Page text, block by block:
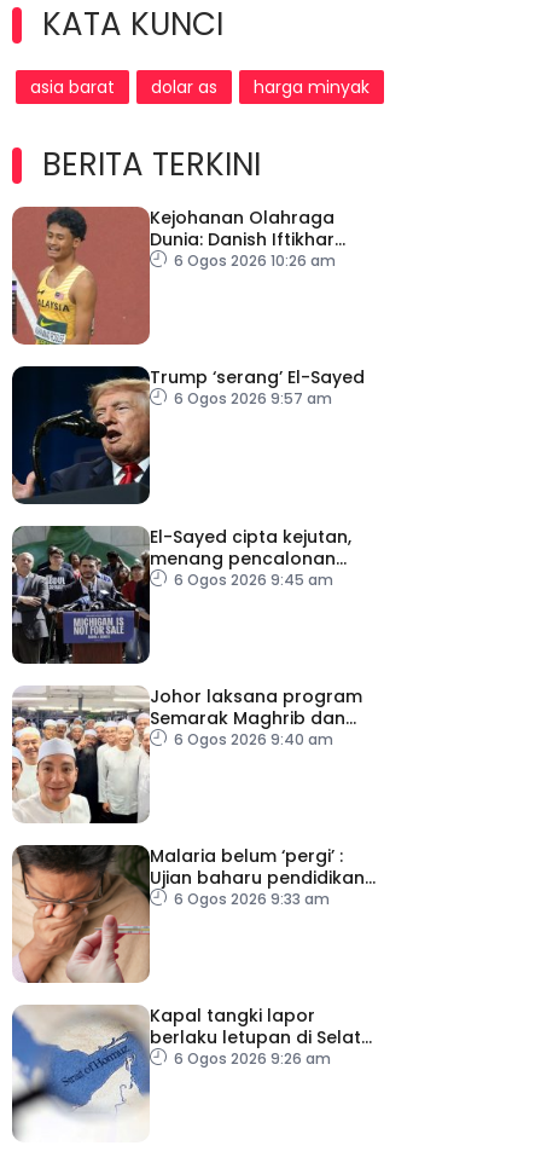
KATA KUNCI
asia barat dolar as harga minyak
BERITA TERKINI
Kejohanan Olahraga
Dunia: Danish Iftikhar
cipta sejarah mara ke
6 Ogos 2026 10:26 am
Trump ‘serang’ El-Sayed
6 Ogos 2026 9:57 am
El-Sayed cipta kejutan,
menang pencalonan
Senat AS di Michigan
6 Ogos 2026 9:45 am
Johor laksana program
Semarak Maghrib dan
Isyak perkasa solat
6 Ogos 2026 9:40 am
Malaria belum ‘pergi’ :
Ujian baharu pendidikan
perubatan dan sistem
6 Ogos 2026 9:33 am
Kapal tangki lapor
berlaku letupan di Selat
Hormuz ketika Iran-Oman
6 Ogos 2026 9:26 am